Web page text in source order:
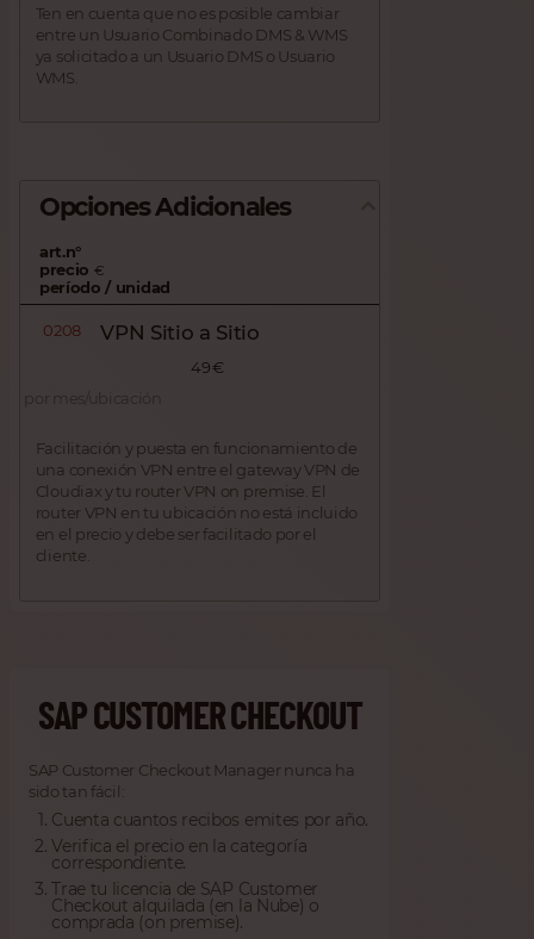
Ten en cuenta que no es posible cambiar
entre un Usuario Combinado DMS & WMS
ya solicitado a un Usuario DMS o Usuario
WMS.
Opciones Adicionales
art.n°
precio €
período / unidad
0208 VPN Sitio a Sitio
49 €
por mes/ubicación
Facilitación y puesta en funcionamiento de
una conexión VPN entre el gateway VPN de
Cloudiax y tu router VPN on premise. El
router VPN en tu ubicación no está incluido
en el precio y debe ser facilitado por el
cliente.
SAP CUSTOMER CHECKOUT
SAP Customer Checkout Manager nunca ha
sido tan fácil:
Cuenta cuantos recibos emites por año.
Verifica el precio en la categoría
correspondiente.
Trae tu licencia de SAP Customer
Checkout alquilada (en la Nube) o
comprada (on premise).